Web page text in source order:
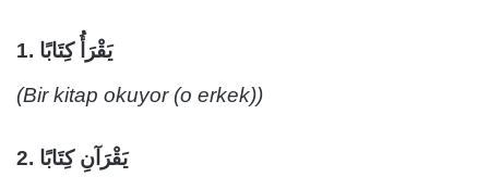
1. يَقْرَأُ كِتَابًا
(Bir kitap okuyor (o erkek))
2. يَقْرَآنِ كِتَابًا